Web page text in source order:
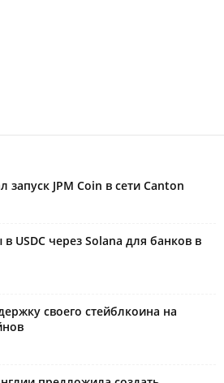
запуск JPM Coin в сети Canton
USDC через Solana для банков в
своего стейблкоина на